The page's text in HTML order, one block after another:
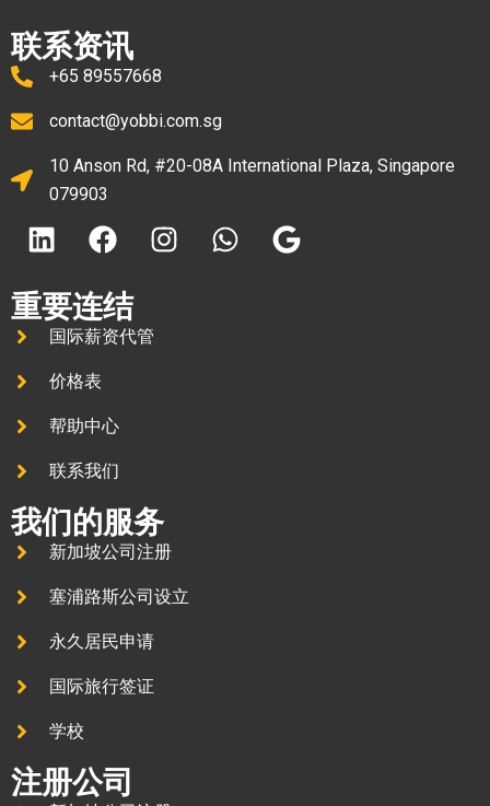
联系资讯
+65 89557668
contact@yobbi.com.sg
10 Anson Rd, #20-08A International Plaza, Singapore
079903
重要连结
国际薪资代管
价格表
帮助中心
联系我们
我们的服务
新加坡公司注册
塞浦路斯公司设立
永久居民申请
国际旅行签证
学校
注册公司